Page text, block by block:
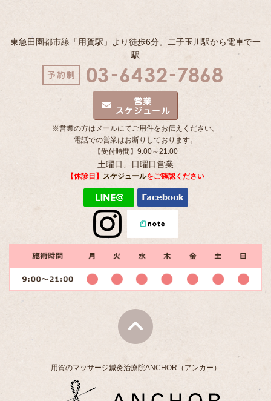
東急田園都市線「用賀駅」より徒歩6分。二子玉川駅から電車で一
駅
※営業の方はメールにてご用件をお伝えください。
電話での営業はお断りしております。
【受付時間】9:00～21:00
土曜日、日曜日営業
【休診日】 スケジュールをご確認ください
用賀のマッサージ鍼灸治療院ANCHOR（アンカー）